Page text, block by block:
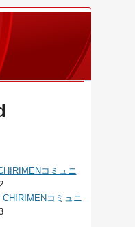
コミュニ
コミュニ